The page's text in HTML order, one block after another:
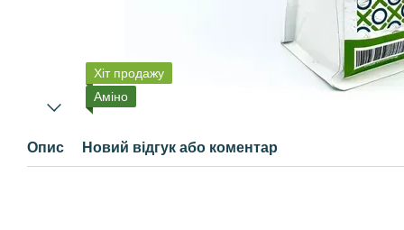
Хіт продажу
Аміно
Опис Новий відгук або коментар